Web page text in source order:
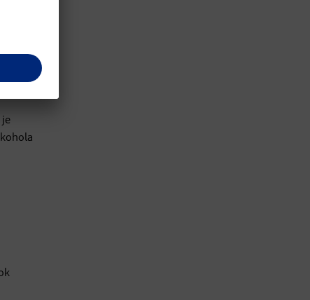
30
je